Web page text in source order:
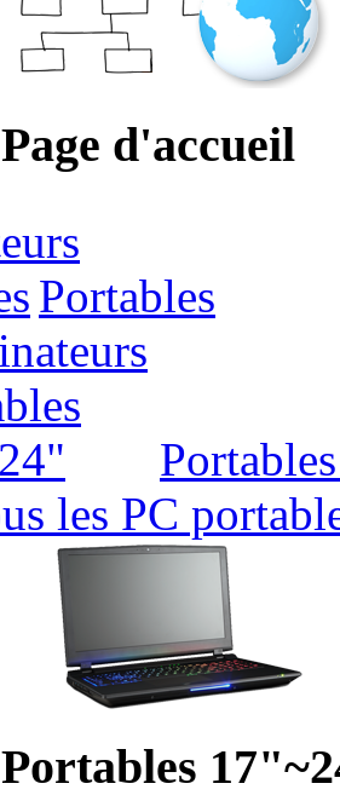
Page d'accueil
Portables
les PC
Portables